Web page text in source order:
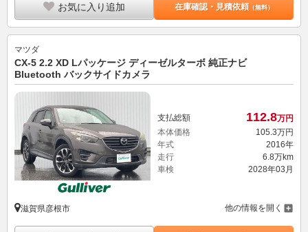
お気に入り追加 在庫確認・見積依頼（無料）
マツダ
CX-5 2.2 XD Lパッケージ ディーゼルターボ 純正ナビ
Bluetooth バックサイドカメラ
支払総額 112.8万円
本体価格
105. 3万円
年式
2016年
走行
6.8万km
車検
2028年03月
滋賀県彦根市 他の情報を開く